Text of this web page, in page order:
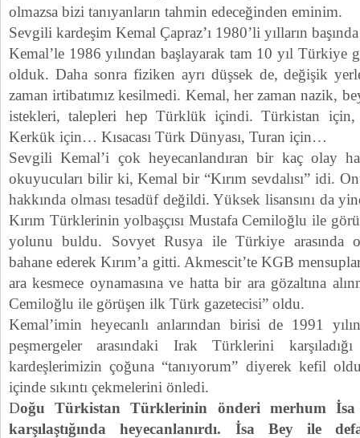
olmazsa bizi tanıyanların tahmin edeceğinden eminim.
Sevgili kardeşim Kemal Çapraz’ı 1980’li yılların
Kemal’le 1986 yılından başlayarak tam 10 yıl Türkiye
olduk. Daha sonra fiziken ayrı düşsek de, değişik
zaman irtibatımız kesilmedi. Kemal, her zaman nazik,
istekleri, talepleri hep Türklük içindi. Türkistan için,
Kerkük için… Kısacası Türk Dünyası, Turan için…
Sevgili Kemal’i çok heyecanlandıran bir kaç olay
okuyucuları bilir ki, Kemal bir “Kırım sevdalısı” idi.
hakkında olması tesadüf değildi. Yüksek lisansını da
Kırım Türklerinin yolbaşçısı Mustafa Cemiloğlu ile
yolunu buldu. Sovyet Rusya ile Türkiye arasında
bahane ederek Kırım’a gitti. Akmescit’te KGB
ara kesmece oynamasına ve hatta bir ara gözaltına
Cemiloğlu ile görüşen ilk Türk gazetecisi” oldu.
Kemal’imin heyecanlı anlarından birisi de 1991
peşmergeler arasındaki Irak Türklerini
kardeşlerimizin çoğuna “tanıyorum” diyerek kefil
içinde sıkıntı çekmelerini önledi.
Doğu Türkistan Türklerinin önderi merhum İsa
karşılaştığında heyecanlanırdı. İsa Bey ile